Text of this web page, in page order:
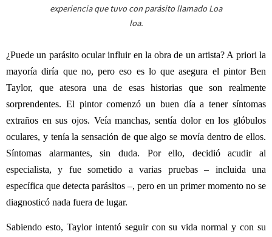
experiencia que tuvo con parásito llamado Loa
loa.
¿Puede un parásito ocular influir en la obra de un artista? A priori la
mayoría diría que no, pero eso es lo que asegura el pintor Ben
Taylor, que atesora una de esas historias que son realmente
sorprendentes. El pintor comenzó un buen día a tener síntomas
extraños en sus ojos. Veía manchas, sentía dolor en los glóbulos
oculares, y tenía la sensación de que algo se movía dentro de ellos.
Síntomas alarmantes, sin duda. Por ello, decidió acudir al
especialista, y fue sometido a varias pruebas – incluida una
específica que detecta parásitos –, pero en un primer momento no se
diagnosticó nada fuera de lugar.
Sabiendo esto, Taylor intentó seguir con su vida normal y con su